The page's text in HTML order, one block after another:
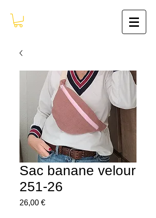
Sac banane velour
251-26
26,00 €Prix